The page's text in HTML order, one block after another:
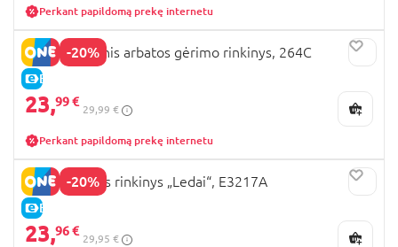
Perkant papildomą prekę internetu
-20%
E-KAINA
BLUEY Medinis arbatos gėrimo rinkinys, 264C
23,99 €
29,99 €
Perkant papildomą prekę internetu
-20%
E-KAINA
HAPE žaislinis rinkinys „Ledai“, E3217A
23,96 €
29,95 €